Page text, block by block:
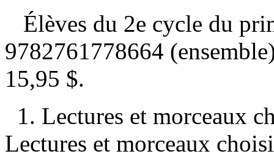
Élèves du 2e cycle du
9782761778664
15,95 $.
1. Lectures et morceaux
Lectures et morceaux